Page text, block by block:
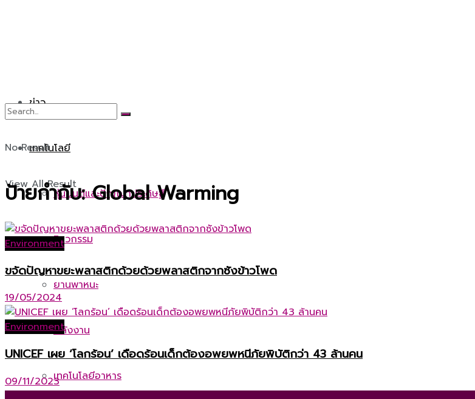
ข่าว
เทคโนโลยี
หุ่นยนต์และปัญญาประดิษฐ์
วิศวกรรม
ยานพาหนะ
พลังงาน
เทคโนโลยีอาหาร
No Result
View All Result
ป้ายกำกับ:Global Warming
Environment
ขจัดปัญหาขยะพลาสติกด้วยด้วยพลาสติกจากซังข้าวโพด
19/05/2024
Environment
UNICEF เผย ‘โลกร้อน’ เดือดร้อนเด็กต้องอพยพหนีภัยพิบัติกว่า 43 ล้านคน
09/11/2023